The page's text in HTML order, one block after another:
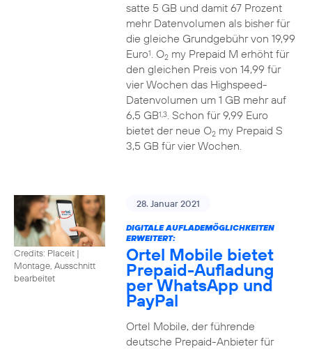
satte 5 GB und damit 67 Prozent
mehr Datenvolumen als bisher für
die gleiche Grundgebühr von 19,99
Euro1. O2my Prepaid M erhöht für
den gleichen Preis von 14,99 für
vier Wochen das Highspeed-
Datenvolumen um 1 GB mehr auf
6,5 GB1,3. Schon für 9,99 Euro
bietet der neue O2my Prepaid S
3,5 GB für vier Wochen.
Credits: Placeit |
Montage, Ausschnitt
bearbeitet
28. Januar 2021
DIGITALE AUFLADEMÖGLICHKEITEN
ERWEITERT:
Ortel Mobile bietet
Prepaid-Aufladung
per WhatsApp und
PayPal
Ortel Mobile, der führende
deutsche Prepaid-Anbieter für